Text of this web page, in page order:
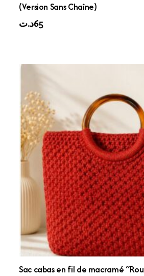
(Version Sans Chaîne)
65د.ت
Sac cabas en fil de macramé